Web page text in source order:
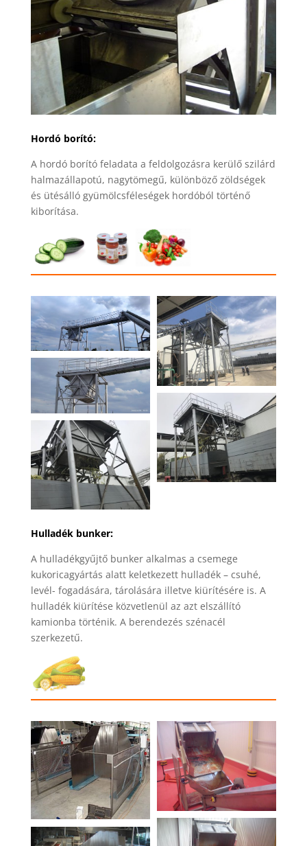
Hordó borító:
A hordó borító feladata a feldolgozásra kerülő szilárd
halmazállapotú, nagytömegű, különböző zöldségek
és ütésálló gyümölcsféleségek hordóból történő
kiborítása.
Hulladék bunker:
A hulladékgyűjtő bunker alkalmas a csemege
kukoricagyártás alatt keletkezett hulladék – csuhé,
levél- fogadására, tárolására illetve kiürítésére is. A
hulladék kiürítése közvetlenül az azt elszállító
kamionba történik. A berendezés szénacél
szerkezetű.